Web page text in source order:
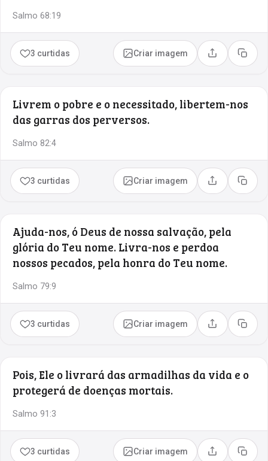
Salmo 68:19
3 curtidas Criar imagem Compartilhar
Copiar
Livrem o pobre e o necessitado, libertem-nos
das garras dos perversos.
Salmo 82:4
3 curtidas Criar imagem Compartilhar
Copiar
Ajuda-nos, ó Deus de nossa salvação, pela
glória do Teu nome. Livra-nos e perdoa
nossos pecados, pela honra do Teu nome.
Salmo 79:9
3 curtidas Criar imagem Compartilhar
Copiar
Pois, Ele o livrará das armadilhas da vida e o
protegerá de doenças mortais.
Salmo 91:3
3 curtidas Criar imagem Compartilhar
Copiar